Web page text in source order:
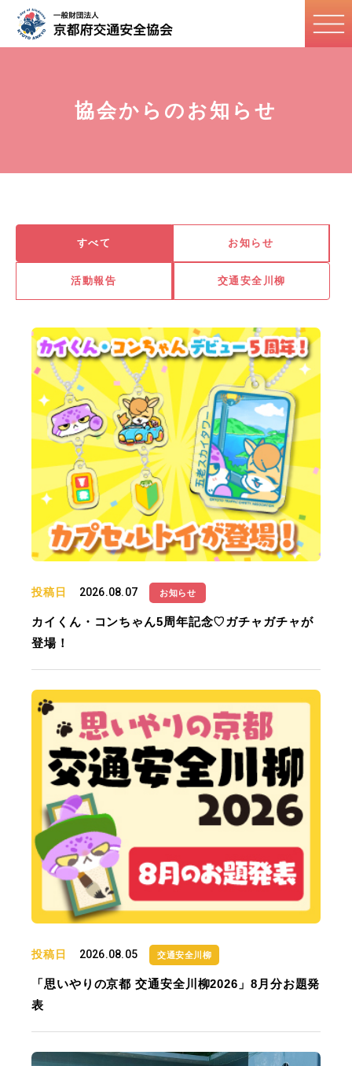
協会からのお知らせ
すべて お知らせ
活動報告 交通安全川柳
投稿日 2026.08.07 お知らせ
カイくん・コンちゃん5周年記念♡ガチャガチャが
登場！
投稿日 2026.08.05 交通安全川柳
「思いやりの京都 交通安全川柳2026」8月分お題発
表